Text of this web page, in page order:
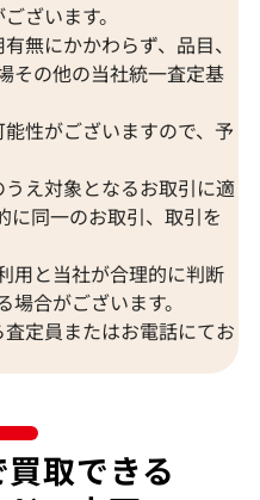
ド リン
ヤモンド 2.06
参考買取価格
2026年6月11日
ざいます。
無にかかわらず、品目、
その他の当社統一査定基
性がございますので、予
え対象となるお取引に適
に同一のお取引、取引を
用と当社が合理的に判断
合がございます。
定員またはお電話にてお
取できる